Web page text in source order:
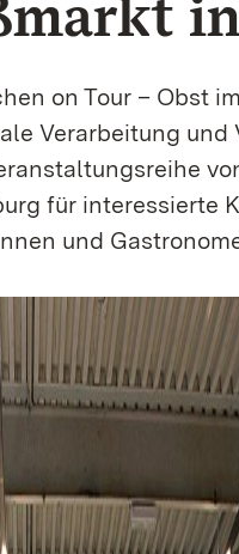
on Tour – Obst
Verarbeitung
für interessierte
und